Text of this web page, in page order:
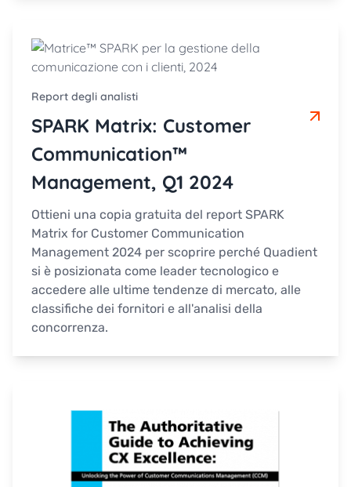
Report degli analisti
SPARK Matrix: Customer
Communication™
Management, Q1 2024
Ottieni una copia gratuita del report SPARK
Matrix for Customer Communication
Management 2024 per scoprire perché Quadient
si è posizionata come leader tecnologico e
accedere alle ultime tendenze di mercato, alle
classifiche dei fornitori e all'analisi della
concorrenza.